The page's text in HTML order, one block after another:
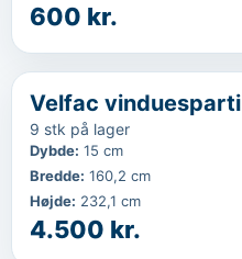
600 kr.
‹
Velfac vinduesparti
9 stk på lager
Dybde: 15 cm
Bredde: 160,2 cm
Højde: 232,1 cm
4.500 kr.